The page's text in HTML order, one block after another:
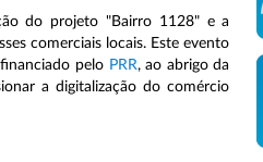
do projeto "Bairro 1128" e a
comerciais locais. Este evento
pelo PRR, ao abrigo da
a digitalização do comércio